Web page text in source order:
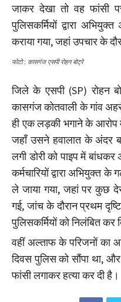
जाकर देखा तो वह फांसी
पुलिसकर्मियों द्वारा
कराया गया, जहां उपचार के
फोटो : कासगंज एसपी रोहन बोट्रे
जिले के एसपी (SP) रोहन
कासगंज कोतवाली के गांव
ही एक लड़की भगाने के आरोप
जहाँ उसने हवालात के
लगी डोरी को पाइप में
कर्मचारियों द्वारा अभियुक्त
ले जाया गया, जहां पर कुछ
गई, जांच के दौरान प्रथम
पुलिसकर्मियों को निलंबित कर
वहीं अल्ताफ के परिजनों का
दिवस पुलिस को सौंपा था,
फांसी लगाकर हत्या कर दी है।